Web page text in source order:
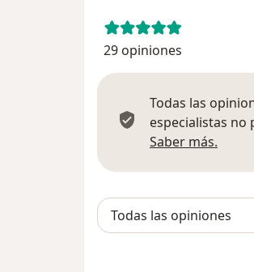
29 opiniones
Todas las
especialistas
Saber más.